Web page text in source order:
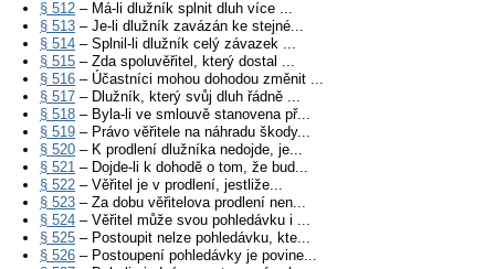
§ 512 – Má-li dlužník splnit dluh více ...
§ 513 – Je-li dlužník zavázán ke stejné...
§ 514 – Splnil-li dlužník celý závazek ...
§ 515 – Zda spoluvěřitel, který dostal ...
§ 516 – Účastníci mohou dohodou změnit ...
§ 517 – Dlužník, který svůj dluh řádně ...
§ 518 – Byla-li ve smlouvě stanovena př...
§ 519 – Právo věřitele na náhradu škody...
§ 520 – K prodlení dlužníka nedojde, je...
§ 521 – Dojde-li k dohodě o tom, že bud...
§ 522 – Věřitel je v prodlení, jestliže...
§ 523 – Za dobu věřitelova prodlení nen...
§ 524 – Věřitel může svou pohledávku i ...
§ 525 – Postoupit nelze pohledávku, kte...
§ 526 – Postoupení pohledávky je povine...